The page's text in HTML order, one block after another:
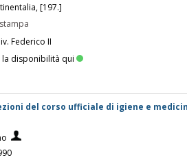
[197.]
Federico II
la disponibilità qui
del corso ufficiale di igiene e